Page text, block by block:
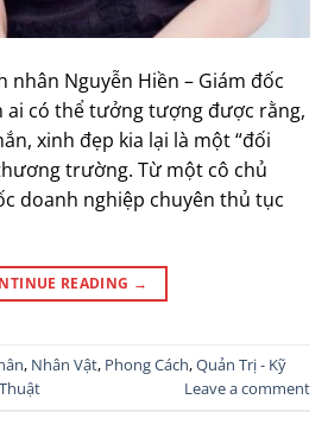
nhân Nguyễn Hiền – Giám đốc
ai có thể tưởng tượng được rằng,
xinh đẹp kia lại là một “đối
trường. Từ một cô chủ
doanh nghiệp chuyên thủ tục
READING →
, Nhân Vật, Phong Cách,Quản Trị - Kỹ
Leave a comment